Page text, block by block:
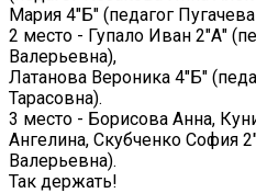
Мария 4"Б" (педагог
2 место - Гупало Иван 2"А"
Валерьевна),
Латанова Вероника 4"Б"
Тарасовна).
3 место - Борисова Анна,
Ангелина, Скубченко София
Валерьевна).
Так держать!